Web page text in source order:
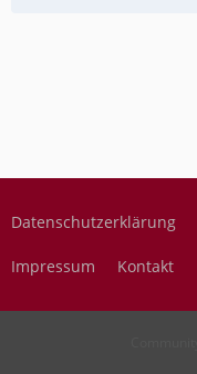
Datenschutzerklärung
Impressum Kontakt